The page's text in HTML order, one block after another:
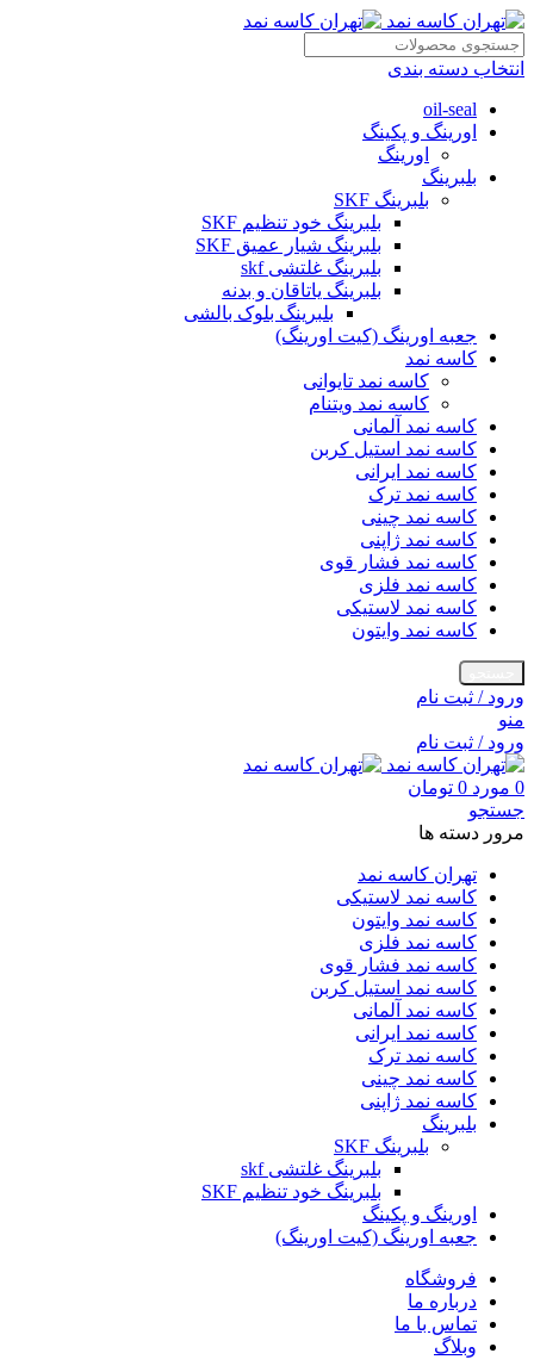
انتخاب دسته بندی
oil-seal
اورینگ و پکینگ
اورینگ
بلبرینگ
بلبرینگ SKF
بلبرینگ خود تنظیم SKF
بلبرینگ شیار عمیق SKF
بلبرینگ غلتشی skf
بلبرینگ یاتاقان و بدنه
بلبرینگ بلوک بالشی
جعبه اورینگ (کیت اورینگ)
کاسه نمد
کاسه نمد تایوانی
کاسه نمد ویتنام
کاسه نمد آلمانی
کاسه نمد استیل کربن
کاسه نمد ایرانی
کاسه نمد ترک
کاسه نمد چینی
کاسه نمد ژاپنی
کاسه نمد فشار قوی
کاسه نمد فلزی
کاسه نمد لاستیکی
کاسه نمد وایتون
ورود / ثبت نام
منو
ورود / ثبت نام
0 مورد 0 تومان
جستجو
مرور دسته ها
تهران کاسه نمد
کاسه نمد لاستیکی
کاسه نمد وایتون
کاسه نمد فلزی
کاسه نمد فشار قوی
کاسه نمد استیل کربن
کاسه نمد آلمانی
کاسه نمد ایرانی
کاسه نمد ترک
کاسه نمد چینی
کاسه نمد ژاپنی
بلبرینگ
بلبرینگ SKF
بلبرینگ غلتشی skf
بلبرینگ خود تنظیم SKF
اورینگ و پکینگ
جعبه اورینگ (کیت اورینگ)
فروشگاه
درباره ما
تماس با ما
وبلاگ